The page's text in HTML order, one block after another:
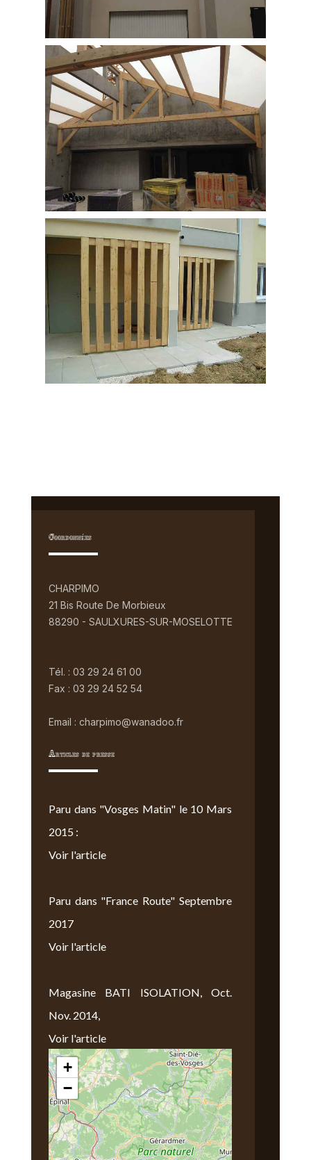
Coordonnées
CHARPIMO
21 Bis Route De Morbieux
88290 - SAULXURES-SUR-MOSELOTTE
Tél. : 03 29 24 61 00
Fax : 03 29 24 52 54
Email : charpimo@wanadoo.fr
Articles de presse
Paru dans "Vosges Matin" le 10 Mars
2015 :
Voir l'article
Paru dans "France Route" Septembre
2017
Voir l'article
Magasine BATI ISOLATION, Oct.
Nov. 2014,
Voir l'article
Nous Trouver
+
−